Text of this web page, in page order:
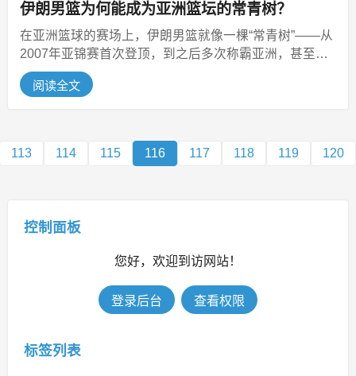
伊朗男篮为何能成为亚洲篮坛的常青树？
在亚洲篮球的赛场上，伊朗男篮就像一棵“常青树”——从
2007年亚锦赛首次登顶，到之后多次称霸亚洲，甚至在
奥运会、世界杯舞台上和世...
阅读全文
113 114 115 116 117 118 119 120
控制面板
您好，欢迎到访网站！
登录后台 查看权限
标签列表